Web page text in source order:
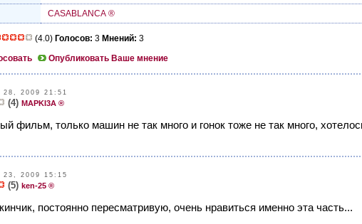
CASABLANCA ®
(4.0) Голосов: 3 Мнений: 3
Опубликовать Ваше мнение
2009 21:51
(4) MAPKI3A ®
фильм, только машин не так много и гонок тоже не так много,
2009 15:15
(5) ken-25 ®
постоянно пересматривую, очень нравиться именно эта часть...